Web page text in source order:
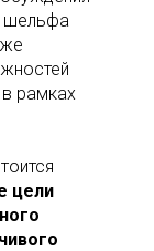
шельфа
рамках
цели